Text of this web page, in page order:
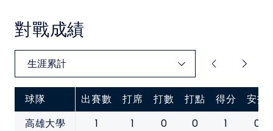
對戰成績
球隊 出賽數 打席 打數 打點 得分
安打
高雄大學
1 1 0 0 1 0